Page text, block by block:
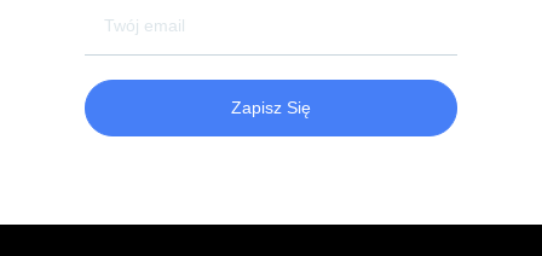
Zapisz Się